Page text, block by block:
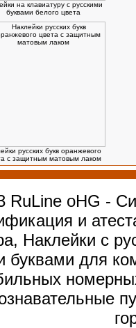
на клавиатуру с русскими
буквами белого цвета
русских букв оранжевого
с защитным матовым лаком
RuLine oHG -
и
Наклейки с
буквами для